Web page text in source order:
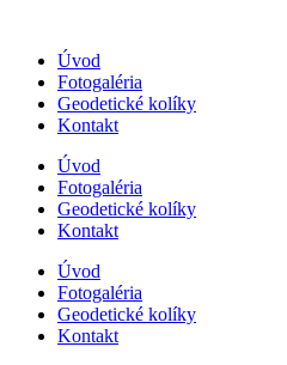
obsah
Úvod
Fotogaléria
Geodetické kolíky
Kontakt
Úvod
Fotogaléria
Geodetické kolíky
Kontakt
Úvod
Fotogaléria
Geodetické kolíky
Kontakt